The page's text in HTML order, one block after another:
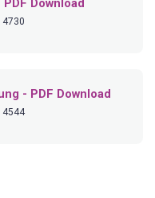
Download
- PDF Download